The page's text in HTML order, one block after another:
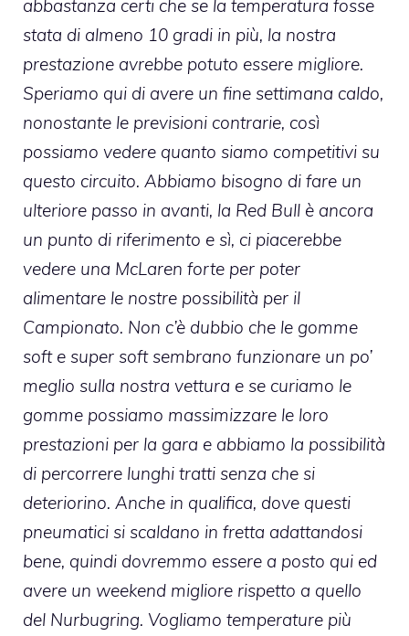
abbastanza certi che se la temperatura fosse
stata di almeno 10 gradi in più, la nostra
prestazione avrebbe potuto essere migliore.
Speriamo qui di avere un fine settimana caldo,
nonostante le previsioni contrarie, così
possiamo vedere quanto siamo competitivi su
questo circuito. Abbiamo bisogno di fare un
ulteriore passo in avanti, la Red Bull è ancora
un punto di riferimento e sì, ci piacerebbe
vedere una McLaren forte per poter
alimentare le nostre possibilità per il
Campionato. Non c’è dubbio che le gomme
soft e super soft sembrano funzionare un po’
meglio sulla nostra vettura e se curiamo le
gomme possiamo massimizzare le loro
prestazioni per la gara e abbiamo la possibilità
di percorrere lunghi tratti senza che si
deteriorino. Anche in qualifica, dove questi
pneumatici si scaldano in fretta adattandosi
bene, quindi dovremmo essere a posto qui ed
avere un weekend migliore rispetto a quello
del Nurbugring. Vogliamo temperature più